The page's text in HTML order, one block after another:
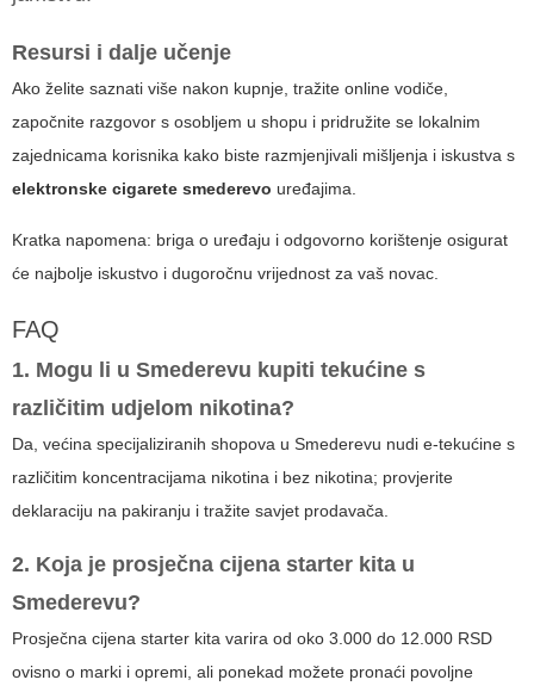
Resursi i dalje učenje
Ako želite saznati više nakon kupnje, tražite online vodiče,
započnite razgovor s osobljem u shopu i pridružite se lokalnim
zajednicama korisnika kako biste razmjenjivali mišljenja i iskustva s
elektronske cigarete smederevo uređajima.
Kratka napomena: briga o uređaju i odgovorno korištenje osigurat
će najbolje iskustvo i dugoročnu vrijednost za vaš novac.
FAQ
1. Mogu li u Smederevu kupiti tekućine s
različitim udjelom nikotina?
Da, većina specijaliziranih shopova u Smederevu nudi e-tekućine s
različitim koncentracijama nikotina i bez nikotina; provjerite
deklaraciju na pakiranju i tražite savjet prodavača.
2. Koja je prosječna cijena starter kita u
Smederevu?
Prosječna cijena starter kita varira od oko 3.000 do 12.000 RSD
ovisno o marki i opremi, ali ponekad možete pronaći povoljne